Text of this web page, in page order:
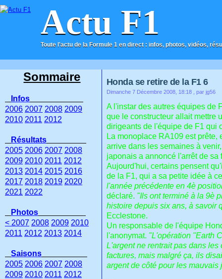
Actu F1
Toute l'actu de la Formule 1 en direct : infos, photos, vidéos,
ACCUEIL CONTACT
Honda se retire de la F1 6
Dimanche 7 Décembre 2008, 18:18 , par jg56
A l'instar des autres équipes de
que le constructeur allait mettre
dirigeants de l'équipe de F1 qui
La monoplace RA109 est
arrive dans les semaines à
japonais a annoncé l'arrêt de sa
Aujourd'hui, certains pensent
de la F1, qui a sa petite idée à
l'année précédente en 4è
déclaré. "Ils ont terminé à la 9è
histoire depuis six ans, à savoir
Ecclestone.
Un responsable de l'équipe
l'anonymat. "L'opération "Earth
L'argent ne rentrait pas dans
factures, mais malgré ça, ils
argent de côté pour les mauvais
Sommaire
Infos
2006 2007 2008 2009
2010 2011 2012
Résultats
2005 2006 2007 2008
2009 2010 2011 2012
2013 2014 2015 2016
2017 2018 2019 2020
2021 2022
Photos
< 2007 2008 2009 2010
2011 2012 2013 2014
Saisons
2005 2006 2007 2008
2009 2010 2011 2012